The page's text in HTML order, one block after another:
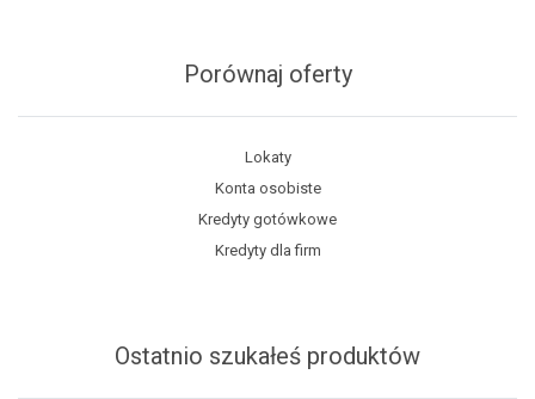
Porównaj oferty
Lokaty
Konta osobiste
Kredyty gotówkowe
Kredyty dla firm
Ostatnio szukałeś produktów